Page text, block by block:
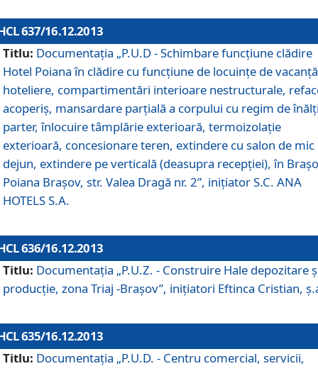
637/16.12.2013
Titlu: Documentaţia „P.U.D - Schimbare funcţiune clădire
Hotel Poiana în clădire cu funcţiune de locuinţe de
hoteliere, compartimentări interioare nestructurale,
acoperiş, mansardare parţială a corpului cu regim de
parter, înlocuire tâmplărie exterioară, termoizolaţie
exterioară, concesionare teren, extindere cu salon de mic
dejun, extindere pe verticală (deasupra recepţiei), în
Poiana Braşov, str. Valea Dragă nr. 2”, iniţiator S.C. ANA
HOTELS S.A.
636/16.12.2013
Titlu: Documentaţia „P.U.Z. - Construire Hale depozitare
producţie, zona Triaj -Braşov”, iniţiatori Eftinca Cristian,
635/16.12.2013
Titlu: Documentaţia „P.U.D. - Centru comercial, servicii,